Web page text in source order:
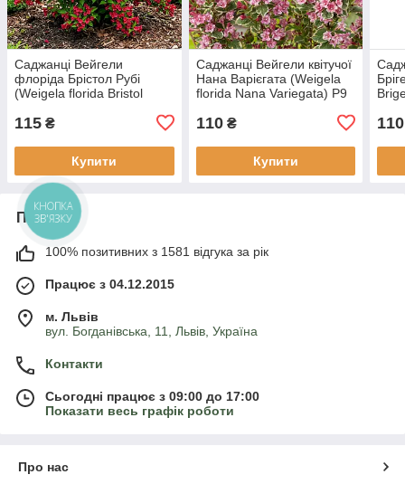
Саджанці Вейгели
флоріда Брістол Рубі
(Weigela florida Bristol
115 ₴
Купити
Саджанці Вейгели квітучої
Нана Варієгата (Weigela
florida Nana Variegatа) Р9
110₴
Купити
110
Про нас
100% позитивних з 1581 відгука за рік
Працює з 04.12.2015
м. Львів
вул. Богданівська, 11, Львів, Україна
Контакти
Сьогодні працює з 09:00 до 17:00
Показати весь графік роботи
Про нас
КНОПКА
ЗВ'ЯЗКУ